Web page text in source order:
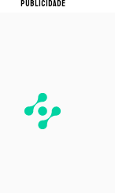
PUBLICIDADE